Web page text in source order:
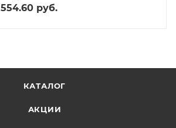
554.60 руб.
КАТАЛОГ
АКЦИИ